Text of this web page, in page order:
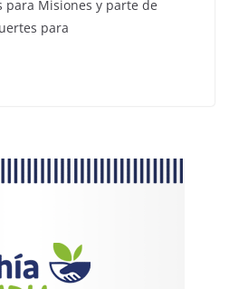
Misiones y parte de
para